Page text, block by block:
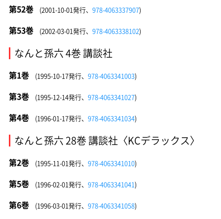
第52巻 (2001-10-01発行、 978-4063337907)
第53巻 (2002-03-01発行、 978-4063338102)
なんと孫六 4巻 講談社
第1巻 (1995-10-17発行、 978-4063341003)
第3巻 (1995-12-14発行、 978-4063341027)
第4巻 (1996-01-17発行、 978-4063341034)
なんと孫六 28巻 講談社〈KCデラックス〉
第2巻 (1995-11-01発行、 978-4063341010)
第5巻 (1996-02-01発行、 978-4063341041)
第6巻 (1996-03-01発行、 978-4063341058)